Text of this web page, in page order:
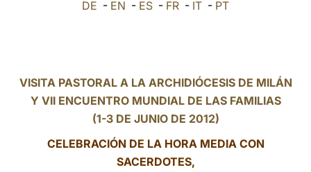
العربيّة DE - EN - ES - FR - IT - PT
VISITA PASTORAL A LA ARCHIDIÓCESIS DE MILÁN
Y VII ENCUENTRO MUNDIAL DE LAS FAMILIAS
(1-3 DE JUNIO DE 2012)
CELEBRACIÓN DE LA HORA MEDIA CON
SACERDOTES,